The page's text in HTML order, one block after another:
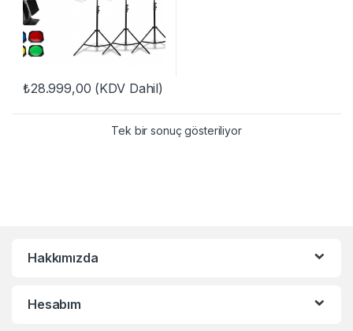
₺28.999,00 (KDV Dahil)
Tek bir sonuç gösteriliyor
Hakkımızda
Hesabım